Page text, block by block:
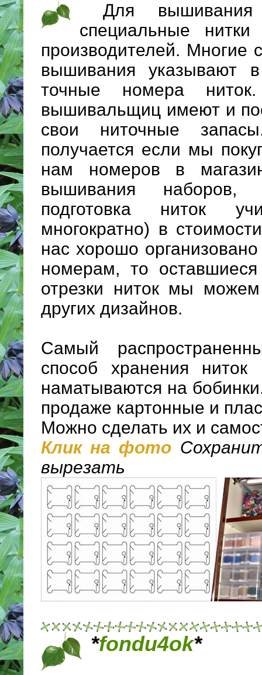
Для
специальные
производителей. Многие
вышивания указывают
точные номера
вышивальщиц имеют и
свои ниточные
получается если мы
нам номеров в
вышивания
подготовка ниток
многократно) в
нас хорошо
номерам, то
отрезки ниток мы
других дизайнов.
Самый
способ хранения ниток
наматываются на
продаже картонные и
Можно сделать их и
Клик на фото
вырезать
*fondu4ok*